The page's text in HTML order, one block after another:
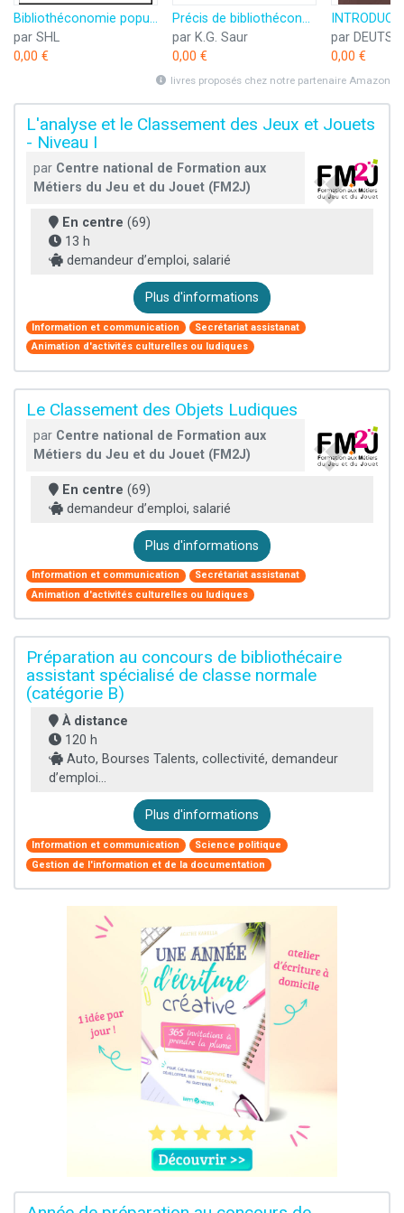
Bibliothéconomie populaire: Le traitement du livre
par SHL
0,00 €
Précis de bibliothéconomie
par K.G. Saur
0,00 €
0,00 €
livres proposés chez notre partenaire Amazon
L'analyse et le Classement des Jeux et Jouets
- Niveau I
par Centre national de Formation aux
Métiers du Jeu et du Jouet (FM2J)
En centre (69)
13 h
demandeur d’emploi, salarié
Plus d'informations
Information et communication
Secrétariat assistanat
Animation d'activités culturelles ou ludiques
Le Classement des Objets Ludiques
par Centre national de Formation aux
Métiers du Jeu et du Jouet (FM2J)
En centre (69)
demandeur d’emploi, salarié
Plus d'informations
Information et communication
Secrétariat assistanat
Animation d'activités culturelles ou ludiques
Préparation au concours de bibliothécaire
assistant spécialisé de classe normale
(catégorie B)
À distance
120 h
Auto, Bourses Talents, collectivité, demandeur
d’emploi...
Plus d'informations
Information et communication
Science politique
Gestion de l'information et de la documentation